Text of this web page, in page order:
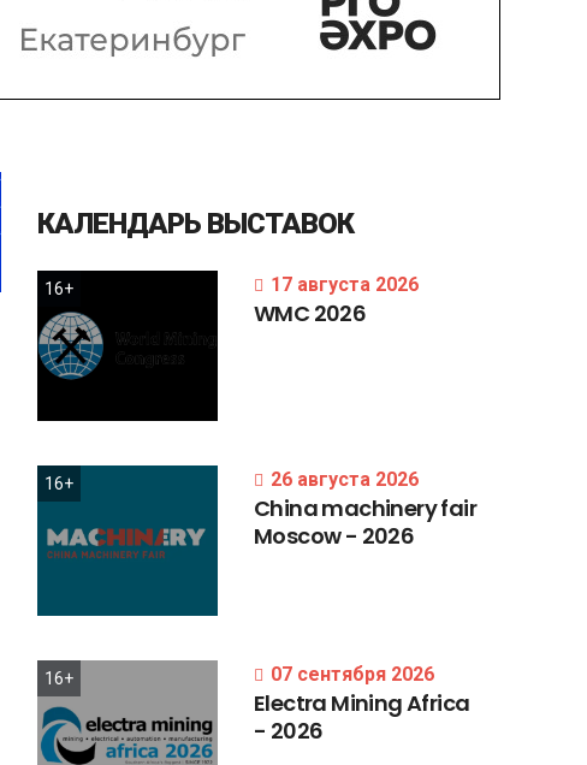
КАЛЕНДАРЬ ВЫСТАВОК
16+ 17 августа 2026
WMC 2026
16+ 26 августа 2026
Chinamachineryfair
Moscow- 2026
16+ 07 сентября 2026
Electra MiningAfrica
- 2026